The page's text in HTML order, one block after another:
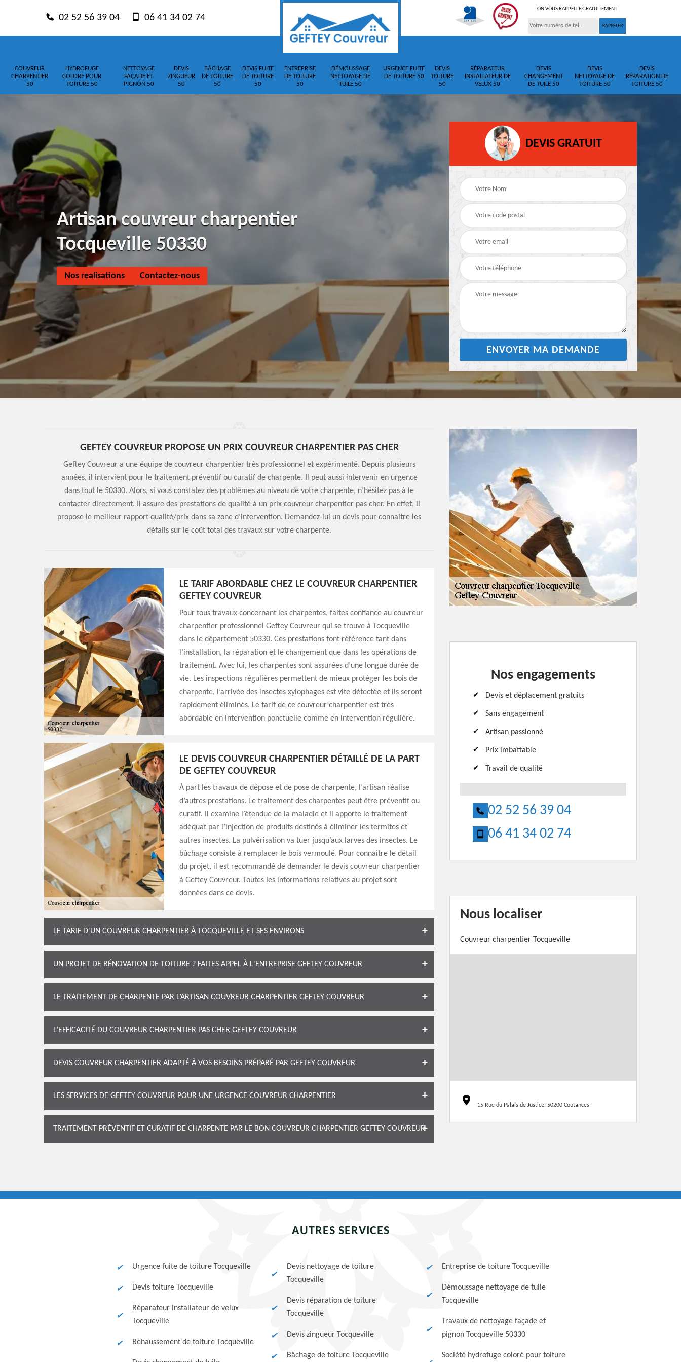
02 52 56 39 04 06 41 34 02 74
ON VOUS RAPPELLE GRATUITEMENT
COUVREUR
CHARPENTIER
50
HYDROFUGE
COLORE POUR
TOITURE 50
NETTOYAGE
FAÇADE ET
PIGNON 50
DEVIS
ZINGUEUR
50
BÂCHAGE
DE TOITURE
50
DEVIS FUITE
DE TOITURE
50
ENTREPRISE
DE TOITURE
50
DÉMOUSSAGE
NETTOYAGE DE
TUILE 50
URGENCE FUITE
DE TOITURE 50
DEVIS
TOITURE
50
RÉPARATEUR
INSTALLATEUR DE
VELUX 50
DEVIS
CHANGEMENT
DE TUILE 50
DEVIS
NETTOYAGE DE
TOITURE 50
DEVIS
RÉPARATION DE
TOITURE 50
Artisan couvreur charpentier
Tocqueville 50330
Nos realisations Contactez-nous
DEVIS GRATUIT
GEFTEY COUVREUR PROPOSE UN PRIX COUVREUR CHARPENTIER PAS CHER
Geftey Couvreur a une équipe de couvreur charpentier très professionnel et expérimenté. Depuis plusieurs
années, il intervient pour le traitement préventif ou curatif de charpente. Il peut aussi intervenir en urgence
dans tout le 50330. Alors, si vous constatez des problèmes au niveau de votre charpente, n’hésitez pas à le
contacter directement. Il assure des prestations de qualité à un prix couvreur charpentier pas cher. En effet, il
propose le meilleur rapport qualité/prix dans sa zone d’intervention. Demandez-lui un devis pour connaitre les
détails sur le coût total des travaux sur votre charpente.
LE TARIF ABORDABLE CHEZ LE COUVREUR CHARPENTIER
GEFTEY COUVREUR
Pour tous travaux concernant les charpentes, faites confiance au couvreur
charpentier professionnel Geftey Couvreur qui se trouve à Tocqueville
dans le département 50330. Ces prestations font référence tant dans
l’installation, la réparation et le changement que dans les opérations de
traitement. Avec lui, les charpentes sont assurées d’une longue durée de
vie. Les inspections régulières permettent de mieux protéger les bois de
charpente, l’arrivée des insectes xylophages est vite détectée et ils seront
rapidement éliminés. Le tarif de ce couvreur charpentier est très
abordable en intervention ponctuelle comme en intervention régulière.
LE DEVIS COUVREUR CHARPENTIER DÉTAILLÉ DE LA PART
DE GEFTEY COUVREUR
À part les travaux de dépose et de pose de charpente, l’artisan réalise
d’autres prestations. Le traitement des charpentes peut être préventif ou
curatif. Il examine l’étendue de la maladie et il apporte le traitement
adéquat par l’injection de produits destinés à éliminer les termites et
autres insectes. La pulvérisation va tuer jusqu’aux larves des insectes. Le
bûchage consiste à remplacer le bois vermoulé. Pour connaitre le détail
du projet, il est recommandé de demander le devis couvreur charpentier
à Geftey Couvreur. Toutes les informations relatives au projet sont
données dans ce devis.
LE TARIF D'UN COUVREUR CHARPENTIER À TOCQUEVILLE ET SES ENVIRONS
UN PROJET DE RÉNOVATION DE TOITURE ? FAITES APPEL À L'ENTREPRISE GEFTEY COUVREUR
LE TRAITEMENT DE CHARPENTE PAR L’ARTISAN COUVREUR CHARPENTIER GEFTEY COUVREUR
L’EFFICACITÉ DU COUVREUR CHARPENTIER PAS CHER GEFTEY COUVREUR
DEVIS COUVREUR CHARPENTIER ADAPTÉ À VOS BESOINS PRÉPARÉ PAR GEFTEY COUVREUR
LES SERVICES DE GEFTEY COUVREUR POUR UNE URGENCE COUVREUR CHARPENTIER
TRAITEMENT PRÉVENTIF ET CURATIF DE CHARPENTE PAR LE BON COUVREUR CHARPENTIER GEFTEY COUVREUR
Nos engagements
Devis et déplacement gratuits
Sans engagement
Artisan passionné
Prix imbattable
Travail de qualité
02 52 56 39 04
06 41 34 02 74
Nous localiser
Couvreur charpentier Tocqueville
15 Rue du Palais de Justice, 50200 Coutances
AUTRES SERVICES
Urgence fuite de toiture Tocqueville
Devis toiture Tocqueville
Réparateur installateur de velux
Tocqueville
Rehaussement de toiture Tocqueville
Devis nettoyage de toiture
Tocqueville
Devis réparation de toiture
Tocqueville
Devis zingueur Tocqueville
Bâchage de toiture Tocqueville
Entreprise de toiture Tocqueville
Démoussage nettoyage de tuile
Tocqueville
Travaux de nettoyage façade et
pignon Tocqueville 50330
Société hydrofuge coloré pour toiture